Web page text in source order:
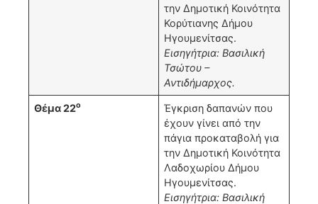
την Δημοτική Κοινότητα
Κορύτιανης Δήμου
Ηγουμενίτσας.
Εισηγήτρια: Βασιλική
Τσώτου –
Αντιδήμαρχος.
Θέμα 22ο
Έγκριση δαπανών που
έχουν γίνει από την
πάγια προκαταβολή για
την Δημοτική Κοινότητα
Λαδοχωρίου Δήμου
Ηγουμενίτσας.
Εισηγήτρια: Βασιλική